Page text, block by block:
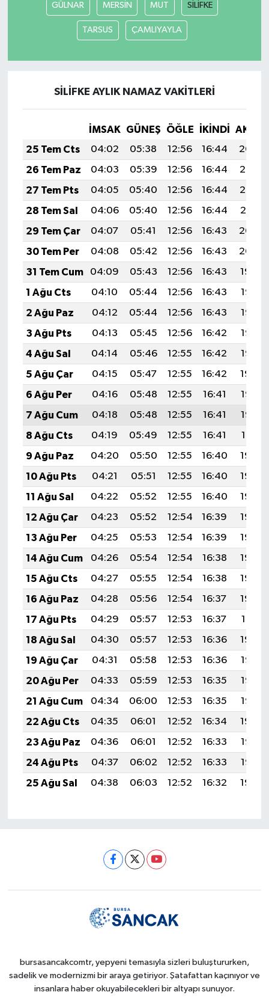
GÜLNAR MERSİN MUT SİLİFKE
TARSUS ÇAMLIYAYLA
SİLİFKE AYLIK NAMAZ VAKITLERI
İMSAK GÜNEŞ ÖĞLE İKINDI
25 Tem Cts
04:02 05:38 12:56 16:44
20:04
26 Tem Paz
04:03 05:39 12:56 16:44
20:03
27 Tem Pts
04:05 05:40 12:56 16:44
20:02
28 Tem Sal
04:06 05:40 12:56 16:44
20:01
29 Tem Çar
04:07 05:41 12:56 16:43
20:00
30 Tem Per
04:08 05:42 12:56 16:43
20:00
31 Tem Cum
04:09 05:43 12:56 16:43
19:59
1 Ağu Cts
04:10 05:44 12:56 16:43
19:58
2 Ağu Paz
04:12 05:44 12:56 16:43
19:57
3 Ağu Pts
04:13 05:45 12:56 16:42
19:56
4 Ağu Sal
04:14 05:46 12:55 16:42
19:55
5 Ağu Çar
04:15 05:47 12:55 16:42
19:54
6 Ağu Per
04:16 05:48 12:55 16:41
19:53
7 Ağu Cum
04:18 05:48 12:55 16:41
19:52
8 Ağu Cts
04:19 05:49 12:55 16:41
19:51
9 Ağu Paz
04:20 05:50 12:55 16:40
19:50
10 Ağu Pts
04:21 05:51 12:55 16:40
19:49
11 Ağu Sal
04:22 05:52 12:55 16:40
19:48
12 Ağu Çar
04:23 05:52 12:54 16:39
19:46
13 Ağu Per
04:25 05:53 12:54 16:39
19:45
14 Ağu Cum
04:26 05:54 12:54 16:38
19:44
15 Ağu Cts
04:27 05:55 12:54 16:38
19:43
16 Ağu Paz
04:28 05:56 12:54 16:37
19:42
17 Ağu Pts
04:29 05:57 12:53 16:37
19:41
18 Ağu Sal
04:30 05:57 12:53 16:36
19:39
19 Ağu Çar
04:31 05:58 12:53 16:36
19:38
20 Ağu Per
04:33 05:59 12:53 16:35
19:37
21 Ağu Cum
04:34 06:00 12:53 16:35
19:35
22 Ağu Cts
04:35 06:01 12:52 16:34
19:34
23 Ağu Paz
04:36 06:01 12:52 16:33
19:33
24 Ağu Pts
04:37 06:02 12:52 16:33
19:32
25 Ağu Sal
04:38 06:03 12:52 16:32 19:30
bursasancakcomtr, yepyeni temasıyla sizleri buluştururken,
sadelik ve modernizmi bir araya getiriyor. Şatafattan kaçınıyor ve
insanlara haber okuyabilecekleri bir altyapı sunuyor.